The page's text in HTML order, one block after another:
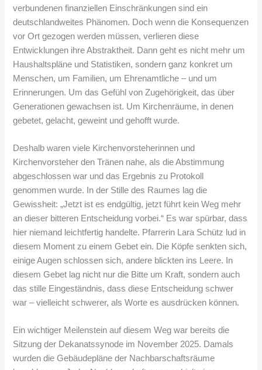
verbundenen finanziellen Einschränkungen sind ein
deutschlandweites Phänomen. Doch wenn die Konsequenzen
vor Ort gezogen werden müssen, verlieren diese
Entwicklungen ihre Abstraktheit. Dann geht es nicht mehr um
Haushaltspläne und Statistiken, sondern ganz konkret um
Menschen, um Familien, um Ehrenamtliche – und um
Erinnerungen. Um das Gefühl von Zugehörigkeit, das über
Generationen gewachsen ist. Um Kirchenräume, in denen
gebetet, gelacht, geweint und gehofft wurde.
Deshalb waren viele Kirchenvorsteherinnen und
Kirchenvorsteher den Tränen nahe, als die Abstimmung
abgeschlossen war und das Ergebnis zu Protokoll
genommen wurde. In der Stille des Raumes lag die
Gewissheit: „Jetzt ist es endgültig, jetzt führt kein Weg mehr
an dieser bitteren Entscheidung vorbei.“ Es war spürbar, dass
hier niemand leichtfertig handelte. Pfarrerin Lara Schütz lud in
diesem Moment zu einem Gebet ein. Die Köpfe senkten sich,
einige Augen schlossen sich, andere blickten ins Leere. In
diesem Gebet lag nicht nur die Bitte um Kraft, sondern auch
das stille Eingeständnis, dass diese Entscheidung schwer
war – vielleicht schwerer, als Worte es ausdrücken können.
Ein wichtiger Meilenstein auf diesem Weg war bereits die
Sitzung der Dekanatssynode im November 2025. Damals
wurden die Gebäudepläne der Nachbarschaftsräume